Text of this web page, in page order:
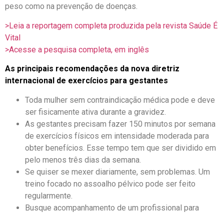
peso como na prevenção de doenças.
>Leia a reportagem completa produzida pela revista Saúde É
Vital
>Acesse a pesquisa completa, em inglês
As principais recomendações da nova diretriz
internacional de exercícios para gestantes
Toda mulher sem contraindicação médica pode e deve
ser fisicamente ativa durante a gravidez.
As gestantes precisam fazer 150 minutos por semana
de exercícios físicos em intensidade moderada para
obter benefícios. Esse tempo tem que ser dividido em
pelo menos três dias da semana.
Se quiser se mexer diariamente, sem problemas. Um
treino focado no assoalho pélvico pode ser feito
regularmente.
Busque acompanhamento de um profissional para